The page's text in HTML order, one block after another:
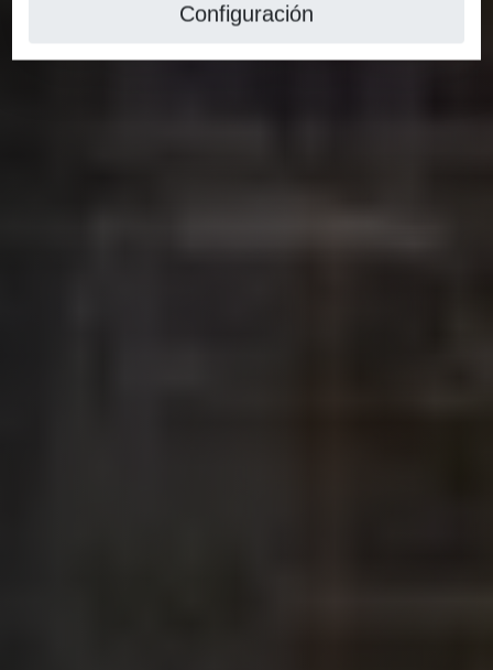
Configuración